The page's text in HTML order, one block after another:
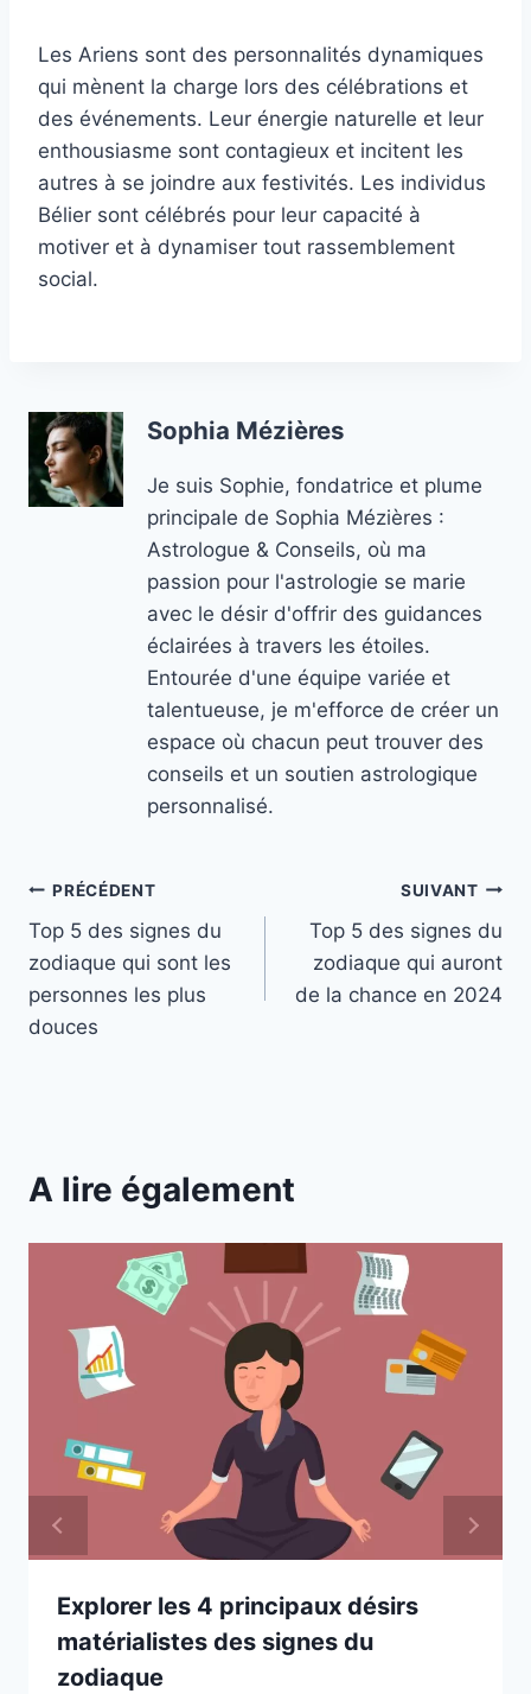
Les Ariens sont des personnalités dynamiques
qui mènent la charge lors des célébrations et
des événements. Leur énergie naturelle et leur
enthousiasme sont contagieux et incitent les
autres à se joindre aux festivités. Les individus
Bélier sont célébrés pour leur capacité à
motiver et à dynamiser tout rassemblement
social.
Sophia Mézières
Je suis Sophie, fondatrice et plume
principale de Sophia Mézières :
Astrologue & Conseils, où ma
passion pour l'astrologie se marie
avec le désir d'offrir des guidances
éclairées à travers les étoiles.
Entourée d'une équipe variée et
talentueuse, je m'efforce de créer un
espace où chacun peut trouver des
conseils et un soutien astrologique
personnalisé.
Navigation
de
l’article
PRÉCÉDENT
Top 5 des signes du
zodiaque qui sont les
personnes les plus
douces
SUIVANT
Top 5 des signes du
zodiaque qui auront
de la chance en 2024
A lire également
Explorer les 4 principaux désirs
matérialistes des signes du
zodiaque